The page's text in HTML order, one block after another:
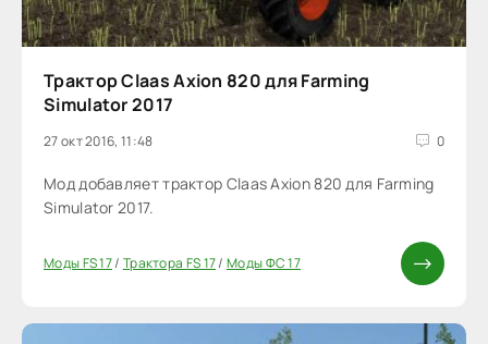
Трактор Claas Axion 820 для Farming
Simulator 2017
27 окт 2016, 11:48 0
Мод добавляет трактор Claas Axion 820 для Farming
Simulator 2017.
Моды FS 17/ Трактора FS 17/Моды ФС 17